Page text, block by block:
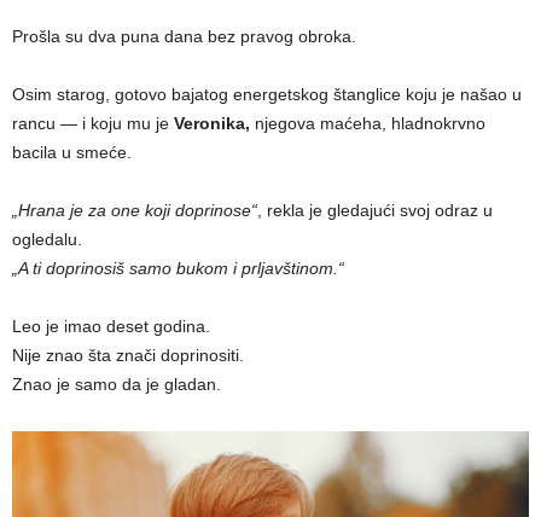
Prošla su dva puna dana bez pravog obroka.
Osim starog, gotovo bajatog energetskog štanglice koju je našao u
rancu — i koju mu je Veronika, njegova maćeha, hladnokrvno
bacila u smeće.
„Hrana je za one koji doprinose“ , rekla je gledajući svoj odraz u
ogledalu.
„A ti doprinosiš samo bukom i prljavštinom.“
Leo je imao deset godina.
Nije znao šta znači doprinositi.
Znao je samo da je gladan.